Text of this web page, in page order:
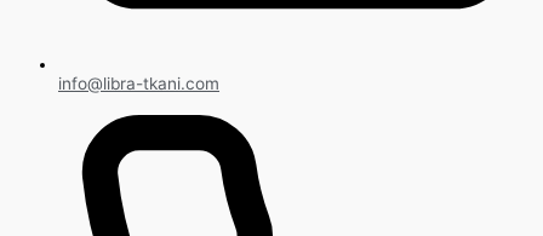
info@libra-tkani.com